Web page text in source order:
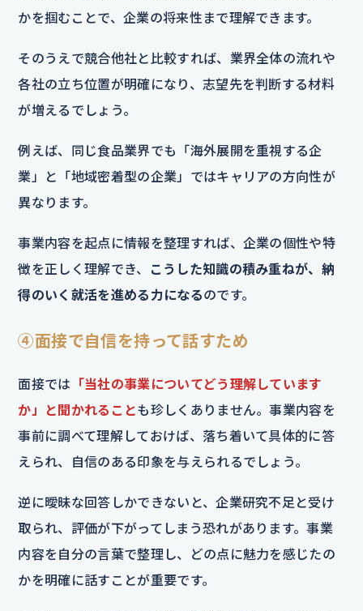
かを掴むことで、企業の将来性まで理解できます。
そのうえで競合他社と比較すれば、業界全体の流れや
各社の立ち位置が明確になり、志望先を判断する材料
が増えるでしょう。
例えば、同じ食品業界でも「海外展開を重視する企
業」と「地域密着型の企業」ではキャリアの方向性が
異なります。
事業内容を起点に情報を整理すれば、企業の個性や特
徴を正しく理解でき、
こうした知識の積み重ねが、納
得のいく就活を進める力になるのです。
④面接で自信を持って話すため
面接では 「当社の事業についてどう理解しています
か」と聞かれることも珍しくありません。事業内容を
事前に調べて理解しておけば、落ち着いて具体的に答
えられ、自信のある印象を与えられるでしょう。
逆に曖昧な回答しかできないと、企業研究不足と受け
取られ、評価が下がってしまう恐れがあります。事業
内容を自分の言葉で整理し、どの点に魅力を感じたの
かを明確に話すことが重要です。